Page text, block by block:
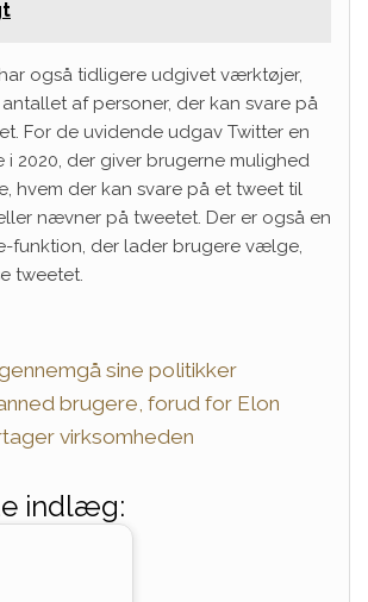
også tidligere udgivet værktøjer,
af personer, der kan svare på
For de uvidende udgav Twitter en
2020, der giver brugerne mulighed
hvem der kan svare på et tweet til
nævner på tweetet. Der er også en
funktion, der lader brugere vælge,
tweetet.
sine politikker
brugere, forud for Elon
virksomheden
indlæg: